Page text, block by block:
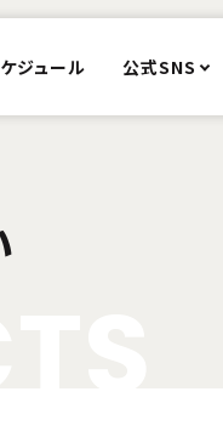
ジュール 公式SNS